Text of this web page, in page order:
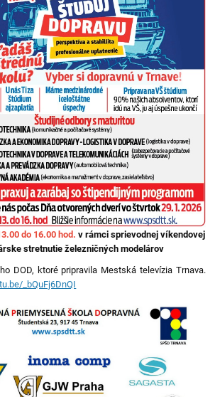
do 16.00 hod. v rámci sprievodnej víkendovej
stretnutie železničných modelárov
DOD, ktoré pripravila Mestská televízia Trnava.
_bQuFj6DnQI